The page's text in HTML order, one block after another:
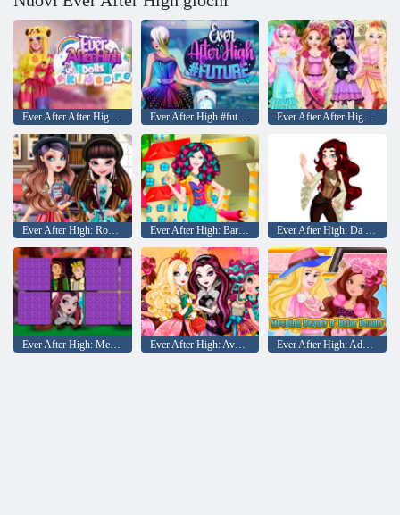
Ever After High #futuro
Ever After High: Roomies Fairytale Ever After High: Barbie stile di alta vestire Ever After High: Da colorare per bambini
Ever After High: Avventura